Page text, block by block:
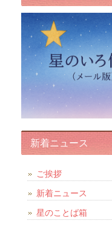
新着ニュース
ご挨拶
新着ニュース
星のことば箱